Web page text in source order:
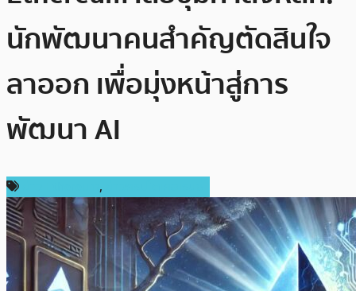
นักพัฒนาคนสำคัญตัดสินใจ
ลาออก เพื่อมุ่งหน้าสู่การ
พัฒนา AI
,